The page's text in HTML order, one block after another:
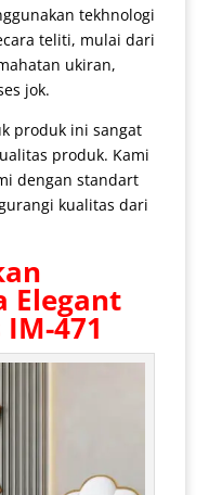
tekhnologi
teliti, mulai dari
ukiran,
jok.
produk ini sangat
produk. Kami
dengan standart
kualitas dari
Elegant
471